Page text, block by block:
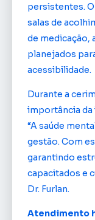
persistentes.
salas de
de
planejados
acessibilidade.
Durante a
importância da
“A saúde
gestão. Com
garantindo
capacitados e
Dr. Furlan.
Atendimento